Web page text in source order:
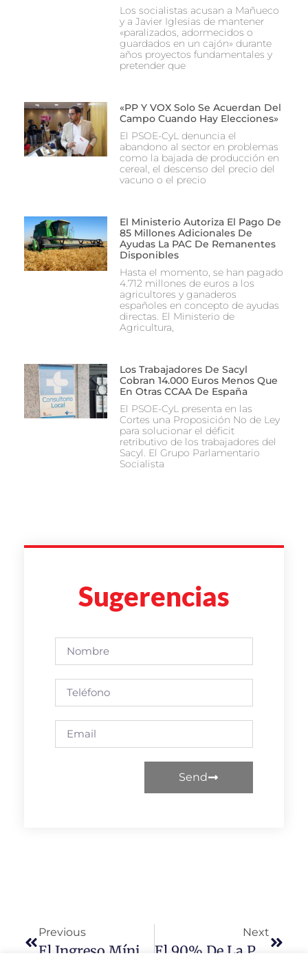
Los socialistas acusan a Mañueco
y a Javier Iglesias de mantener
«paralizados, adormecidos o
guardados en un cajón» durante
años proyectos fundamentales y
pretender que
«PP Y VOX Solo Se Acuerdan Del
Campo Cuando Hay Elecciones»
El PSOE-CyL denuncia el
abandono al sector en problemas
como la bajada de producción en
cereal, el descenso del precio del
vacuno o el precio
El Ministerio Autoriza El Pago De
85 Millones Adicionales De
Ayudas La PAC De Remanentes
Disponibles
Hasta el momento, se han pagado
4.712 millones de euros a los
agricultores y ganaderos
españoles en concepto de ayudas
directas. El Ministerio de
Agricultura,
Los Trabajadores De Sacyl
Cobran 14.000 Euros Menos Que
En Otras CCAA De España
El PSOE-CyL presenta en las
Cortes una Proposición No de Ley
para solucionar el déficit
retributivo de los trabajadores del
Sacyl. El Grupo Parlamentario
Socialista
Sugerencias
Send
Previous Next
El 90% De La Población De Las Provincias Con Estación Del Corredor Atlántico Accederá A La Alta Velocidad En Menos 30 Minutos